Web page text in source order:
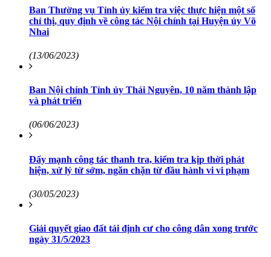
Ban Thường vụ Tỉnh ủy kiểm tra việc thực hiện một số
chỉ thị, quy định về công tác Nội chính tại Huyện ủy Võ
Nhai
(13/06/2023)
Ban Nội chính Tỉnh ủy Thái Nguyên, 10 năm thành lập
và phát triển
(06/06/2023)
Đẩy mạnh công tác thanh tra, kiểm tra kịp thời phát
hiện, xử lý từ sớm, ngăn chặn từ đầu hành vi vi phạm
(30/05/2023)
Giải quyết giao đất tái định cư cho công dân xong trước
ngày 31/5/2023